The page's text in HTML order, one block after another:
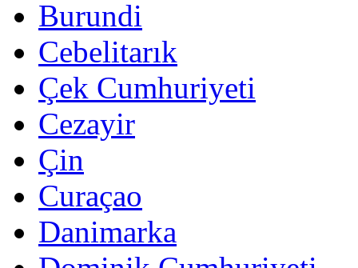
Burundi
Cebelitarık
Çek Cumhuriyeti
Cezayir
Çin
Curaçao
Danimarka